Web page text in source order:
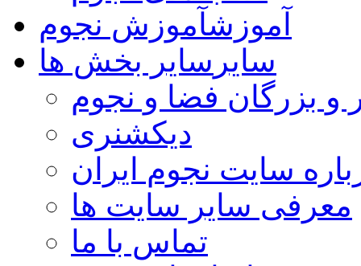
آموزشآموزش نجوم
سایر سایر بخش ها
و بزرگان فضا و نجوم
دیکشنری
سایت نجوم ایران
معرفی سایر سایت ها
تماس با ما